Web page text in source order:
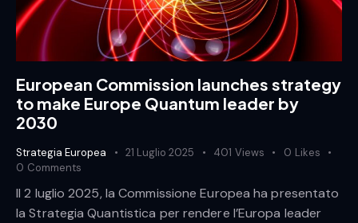
European Commission launches strategy
to make Europe Quantum leader by
2030
Strategia Europea 21 Luglio 2025 401 Views 0 Likes
0 Comments
Il 2 luglio 2025, la Commissione Europea ha presentato
la Strategia Quantistica per rendere l’Europa leader